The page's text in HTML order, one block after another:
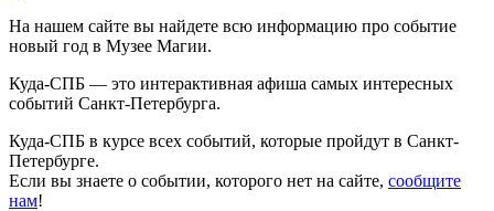
На нашем сайте вы найдете всю информацию про событие
новый год в Музее Магии.
Куда-СПБ — это интерактивная афиша самых интересных
событий Санкт-Петербурга.
Куда-СПБ в курсе всех событий, которые пройдут в Санкт-
Петербурге.
Если вы знаете о событии, которого нет на сайте, сообщите
нам!